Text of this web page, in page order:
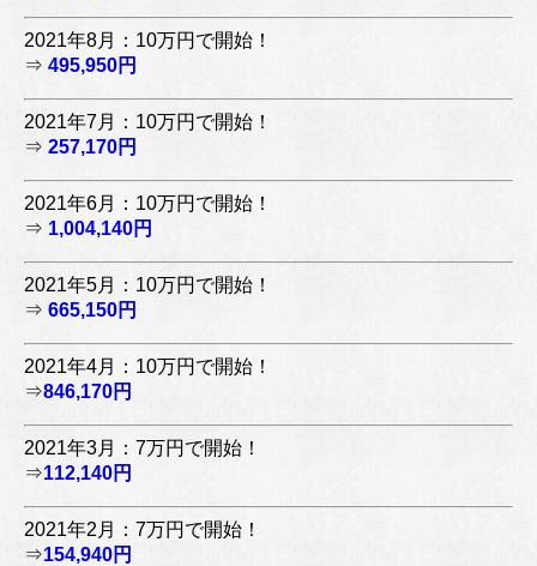
2021年8月：10万円で開始！
⇒ 495,950円
2021年7月：10万円で開始！
⇒ 257,170円
2021年6月：10万円で開始！
⇒ 1,004,140円
2021年5月：10万円で開始！
⇒ 665,150円
2021年4月：10万円で開始！
⇒846,170円
2021年3月：7万円で開始！
⇒112,140円
2021年2月：7万円で開始！
⇒154,940円